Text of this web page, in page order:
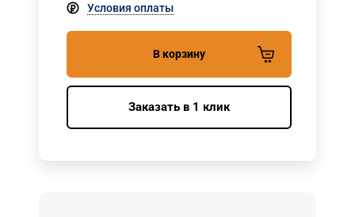
Условия оплаты
В корзину
Заказать в 1 клик